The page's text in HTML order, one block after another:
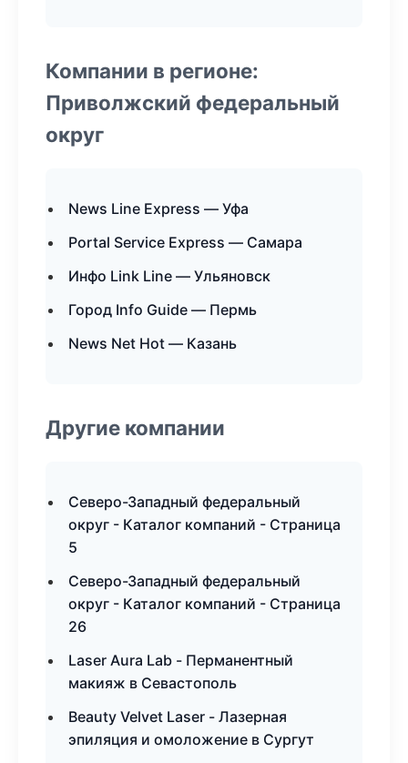
Компании в регионе:
Приволжский федеральный
округ
News Line Express — Уфа
Portal Service Express — Самара
Инфо Link Line — Ульяновск
Город Info Guide — Пермь
News Net Hot — Казань
Другие компании
Северо-Западный федеральный
округ - Каталог компаний - Страница
5
Северо-Западный федеральный
округ - Каталог компаний - Страница
26
Laser Aura Lab - Перманентный
макияж в Севастополь
Beauty Velvet Laser - Лазерная
эпиляция и омоложение в Сургут